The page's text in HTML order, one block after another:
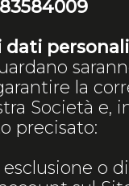
dati personali
la
Società e,
precisato:
o